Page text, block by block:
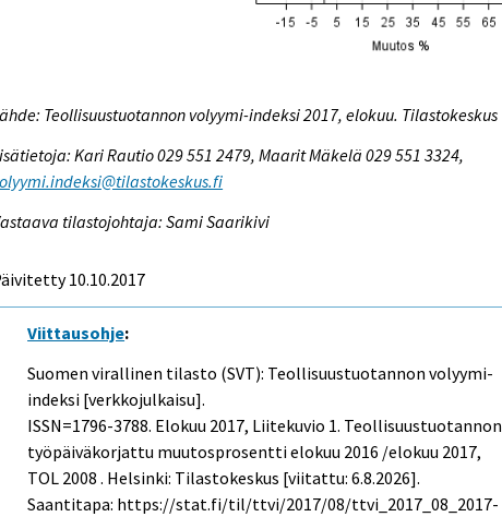
Teollisuustuotannon volyymi-indeksi 2017, elokuu. Tilastokeskus
Kari Rautio 029 551 2479, Maarit Mäkelä 029 551 3324,
tilastojohtaja: Sami Saarikivi
10.10.2017
Viittausohje:
Suomen virallinen tilasto (SVT): Teollisuustuotannon volyymi-
indeksi [verkkojulkaisu].
ISSN=1796-3788. Elokuu 2017, Liitekuvio 1. Teollisuustuotannon
työpäiväkorjattu muutosprosentti elokuu 2016 /elokuu 2017,
TOL 2008 . Helsinki: Tilastokeskus [viitattu: 6.8.2026].
Saantitapa: https://stat.fi/til/ttvi/2017/08/ttvi_2017_08_2017-